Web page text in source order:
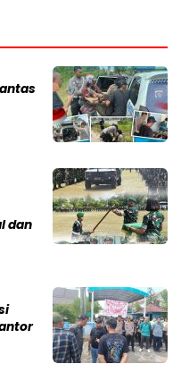
dan